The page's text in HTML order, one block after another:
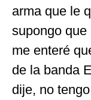
arma que le
supongo que
me enteré
de la banda
dije, no